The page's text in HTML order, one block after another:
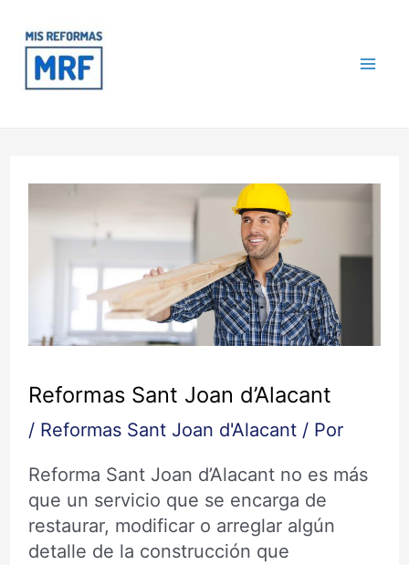
contenido
Reformas Sant Joan d’Alacant
/ Reformas Sant Joan d'Alacant/ Por
Reforma Sant Joan d’Alacant no es más
que un servicio que se encarga de
restaurar, modificar o arreglar algún
detalle de la construcción que
de
entradas